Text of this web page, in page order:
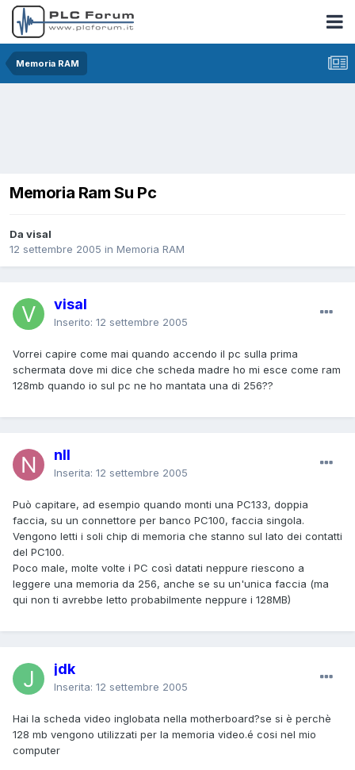
Memoria RAM
Memoria Ram Su Pc
Da visal
12 settembre 2005 in Memoria RAM
visal
Inserito: 12 settembre 2005
Vorrei capire come mai quando accendo il pc sulla prima
schermata dove mi dice che scheda madre ho mi esce come ram
128mb quando io sul pc ne ho mantata una di 256??
nll
Inserita: 12 settembre 2005
Può capitare, ad esempio quando monti una PC133, doppia
faccia, su un connettore per banco PC100, faccia singola.
Vengono letti i soli chip di memoria che stanno sul lato dei contatti
del PC100.
Poco male, molte volte i PC così datati neppure riescono a
leggere una memoria da 256, anche se su un'unica faccia (ma
qui non ti avrebbe letto probabilmente neppure i 128MB)
jdk
Inserita: 12 settembre 2005
Hai la scheda video inglobata nella motherboard?se si è perchè
128 mb vengono utilizzati per la memoria video.é cosi nel mio
computer